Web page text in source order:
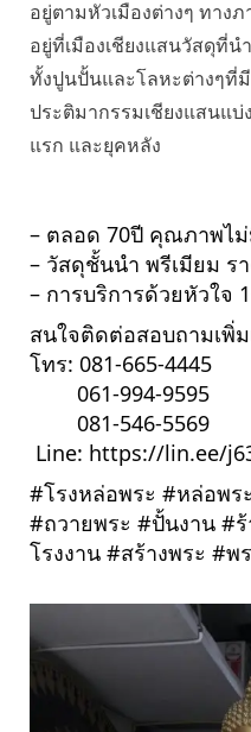
อยู่ตามหัวเมืองต่างๆ ทาง
อยู่ที่เมืองเชียงแสนวัสดุที่
ทั้งปูนปั้นและโลหะต่างๆที่
ประติมากรรมเชียงแสนแบ่
แรก และยุคหลัง
– ตลอด 70ปี คุณภาพไ
– วัสดุชั้นนำ พรีเมียม ร
– การบริการด้วยหัวใจ
สนใจติดต่อสอบถามเพิ่
โทร: 081-665-4445
        061-994-9595
        081-546-5569
Line: https://lin.ee/
#โรงหล่อพระ #หล่อพร
#ถวายพระ #ปั้นงาน #
โรงงาน #สร้างพระ #พ